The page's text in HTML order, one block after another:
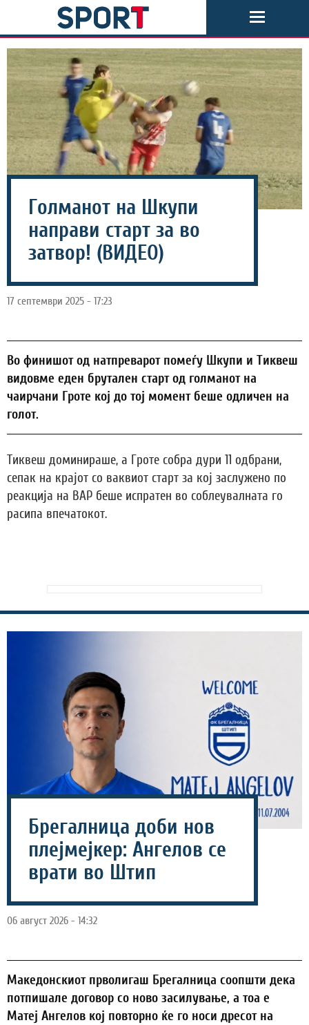
Голманот на Шкупи
направи старт за во
затвор! (ВИДЕО)
17 септември 2025 - 17:23
Во финишот од натпреварот помеѓу Шкупи и Тиквеш
видовме еден брутален старт од голманот на
чаирчани Гроте кој до тој момент беше одличен на
голот.
Тиквеш доминираше, а Гроте собра дури 11 одбрани,
сепак на крајот со ваквиот старт за кој заслужено по
реакција на ВАР беше испратен во соблеувалната го
расипа впечатокот.
Брегалница доби нов
плејмејкер: Ангелов се
врати во Штип
06 август 2026 - 14:32
Македонскиот прволигаш Брегалница соопшти дека
потпишале договор со ново засилување, а тоа е
Матеј Ангелов кој повторно ќе го носи дресот на